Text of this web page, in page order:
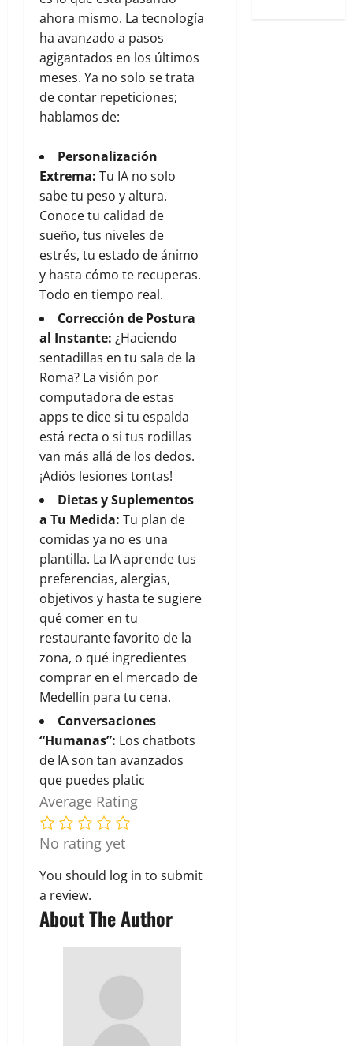
ahora mismo. La tecnología
ha avanzado a pasos
agigantados en los últimos
meses. Ya no solo se trata
de contar repeticiones;
hablamos de:
Personalización
Extrema: Tu IA no solo
sabe tu peso y altura.
Conoce tu calidad de
sueño, tus niveles de
estrés, tu estado de ánimo
y hasta cómo te recuperas.
Todo en tiempo real.
Corrección de Postura
al Instante: ¿Haciendo
sentadillas en tu sala de la
Roma? La visión por
computadora de estas
apps te dice si tu espalda
está recta o si tus rodillas
van más allá de los dedos.
¡Adiós lesiones tontas!
Dietas y Suplementos
a Tu Medida: Tu plan de
comidas ya no es una
plantilla. La IA aprende tus
preferencias, alergias,
objetivos y hasta te sugiere
qué comer en tu
restaurante favorito de la
zona, o qué ingredientes
comprar en el mercado de
Medellín para tu cena.
Conversaciones
“Humanas”: Los chatbots
de IA son tan avanzados
que puedes platic
Average Rating
No rating yet
You should log in to submit
a review.
About The Author